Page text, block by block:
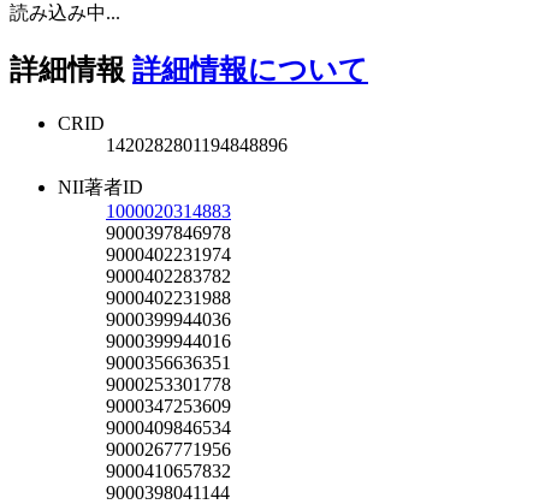
読み込み中...
詳細情報 詳細情報について
CRID
1420282801194848896
NII著者ID
1000020314883
9000397846978
9000402231974
9000402283782
9000402231988
9000399944036
9000399944016
9000356636351
9000253301778
9000347253609
9000409846534
9000267771956
9000410657832
9000398041144